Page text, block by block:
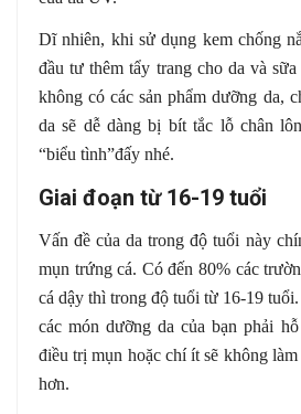
Dĩ nhiên, khi sử dụng kem chống
đầu tư thêm tẩy trang cho da và
không có các sản phẩm dưỡng da,
da sẽ dễ dàng bị bít tắc lỗ chân
“biểu tình”đấy nhé.
Giai đoạn từ 16-19 tuổi
Vấn đề của da trong độ tuổi này
mụn trứng cá. Có đến 80% các
cá dậy thì trong độ tuổi từ 16-19
các món dưỡng da của bạn phải
điều trị mụn hoặc chí ít sẽ không
hơn.